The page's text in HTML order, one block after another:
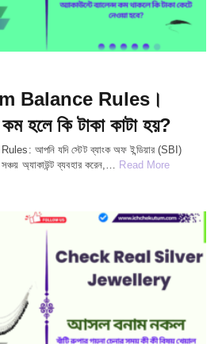
Balance Rules।
হলে কি টাকা কাটা হয়?
আপনি যদি স্টেট ব্যাংক অফ ইন্ডিয়ার (SBI)
অ্যাকাউন্ট ব্যবহার করেন,… Read More